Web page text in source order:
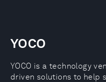
YOCO
YOCO is a technology
driven solutions to help